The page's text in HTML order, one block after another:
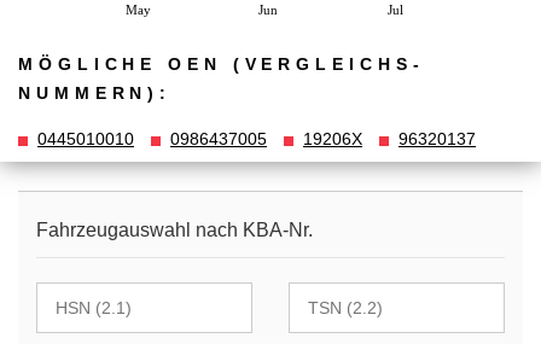
May Jun Jul
MÖGLICHE OEN (VERGLEICHS­
NUMMERN):
0445010010 0986437005 19206X 96320137
Fahrzeugauswahl nach KBA-Nr.